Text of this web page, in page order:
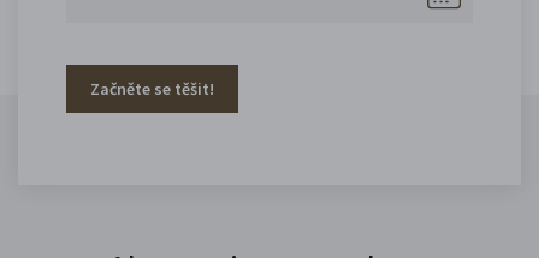
Začněte se těšit!